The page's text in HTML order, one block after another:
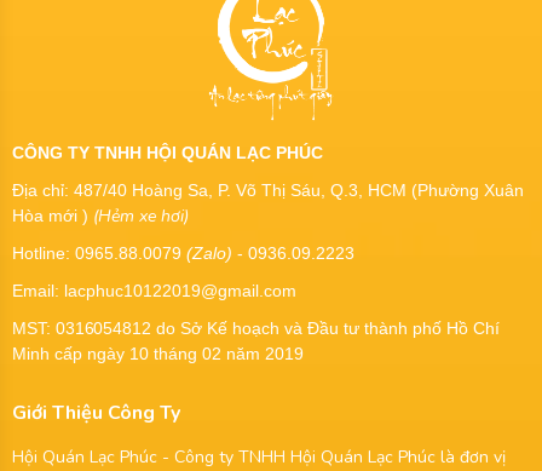
CÔNG TY TNHH HỘI QUÁN LẠC PHÚC
Địa chỉ: 487/40 Hoàng Sa, P. Võ Thị Sáu, Q.3, HCM (Phường Xuân
Hòa mới ) (Hẻm xe hơi)
Hotline: 0965.88.0079 (Zalo) - 0936.09.2223
Email: lacphuc10122019@gmail.com
MST: 0316054812 do Sở Kế hoạch và Đầu tư thành phố Hồ Chí
Minh cấp ngày 10 tháng 02 năm 2019
Giới Thiệu Công Ty
Hội Quán Lạc Phúc - Công ty TNHH Hội Quán Lạc Phúc là đơn vị